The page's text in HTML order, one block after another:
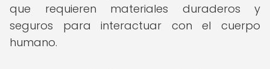
que requieren materiales duraderos y
seguros para interactuar con el cuerpo
humano.